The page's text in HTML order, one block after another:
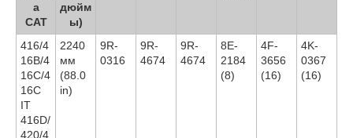
а
CAT
дюйм
ы)
416/4
16B/4
16C/4
16C
IT
416D/
420/4
2240
мм
(88.0
in)
9R-
0316
9R-
4674
9R-
4674
8E-
2184
(8)
4F-
3656
(16)
4K-
0367
(16)